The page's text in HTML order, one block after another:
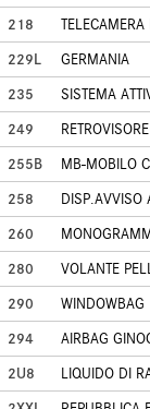
218
229L
GERMANIA
235
SISTEMA
249
255B
MB-MOBILO
258
DISP.AVVISO
260
280
VOLANTE
290
WINDOWBAG
294
AIRBAG
2U8
LIQUIDO DI